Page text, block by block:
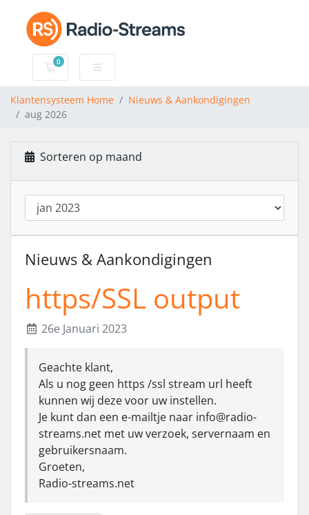
0
Winkelwagen
Klantensysteem Home
Nieuws & Aankondigingen
aug 2026
Sorteren op maand
Nieuws & Aankondigingen
https/SSL output
26e Januari 2023
Geachte klant,
Als u nog geen https /ssl stream url heeft
kunnen wij deze voor uw instellen.
Je kunt dan een e-mailtje naar info@radio-
streams.net met uw verzoek, servernaam en
gebruikersnaam.
Groeten,
Radio-streams.net